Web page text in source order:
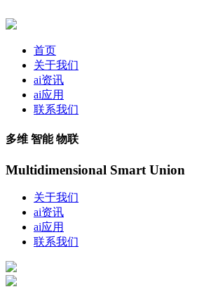
首页
关于我们
ai资讯
ai应用
联系我们
多维 智能 物联
Multidimensional Smart Union
关于我们
ai资讯
ai应用
联系我们